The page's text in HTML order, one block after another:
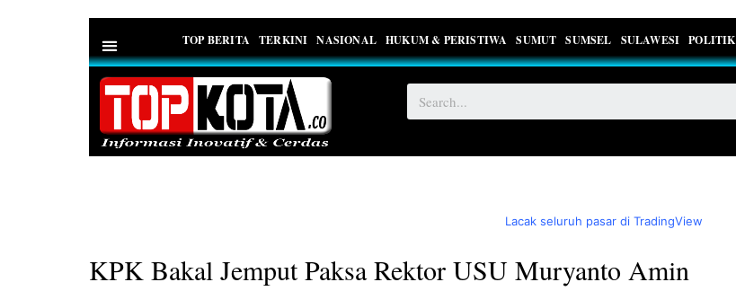
TOP BERITA TERKINI NASIONAL HUKUM & PERISTIWA SUMUT SUMSEL SULAWESI POLITIK
Lacak seluruh pasar di TradingView
KPK Bakal Jemput Paksa Rektor USU Muryanto Amin